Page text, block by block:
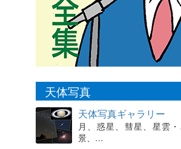
天体写真
天体写真ギャラリー
月、惑星、彗星、星雲
景、…